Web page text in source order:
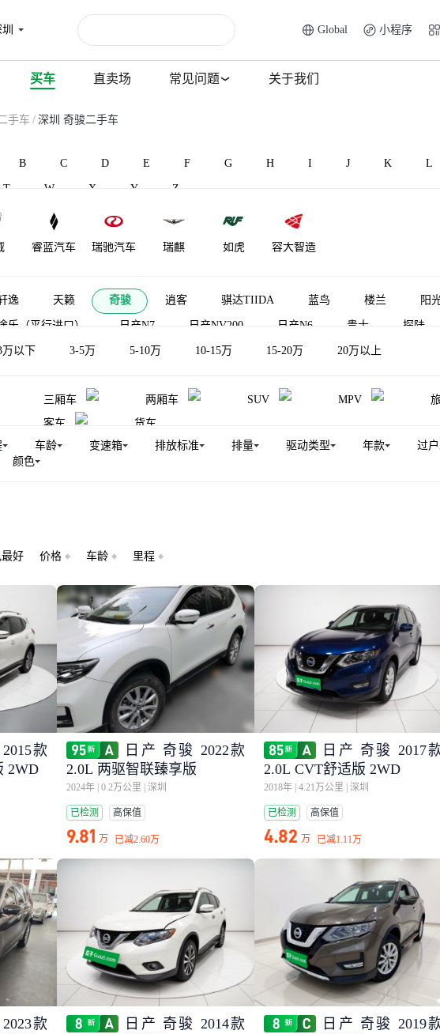
Global 小程序
买车 直卖场 常见问题 关于我们
手车 / 深圳 奇骏二手车
B C D E F G H I J K L
T W X Y Z
睿蓝汽车 瑞驰汽车 瑞麒 如虎 容大智造
逸 天籁 奇骏 逍客 骐达TIIDA 蓝鸟 楼兰 阳
乐（平行进口） 日产N7 日产NV200 日产N6 贵士 探陆
瓦拉 西玛 日产帕拉丁 ARIYA艾睿雅 日产NX8
坦Frontier Pro 楼兰(海外) CIMA 日产Frontier（平行进口）
产GT-R（平行进口） 日产Titan（平行进口）
万以下 3-5万 5-10万 10-15万 15-20万 20万以上
三厢车 两厢车 SUV MPV
客车
货车
车龄 变速箱 排放标准 排量 驱动类型 年款 过
颜色
好 价格 车龄 里程
款
2WD
日产 奇骏 2022款
2.0L 两驱智联臻享版
2024年 0.2万公里 深圳
已检测 高保值
9.81 万 已减2.60万
日产 奇骏 2017
2.0L CVT舒适版 2WD
2018年 4.21万公里 深圳
已检测 高保值
4.82 万 已减1.11万
款
日产 奇骏 2014款
日产 奇骏 2019